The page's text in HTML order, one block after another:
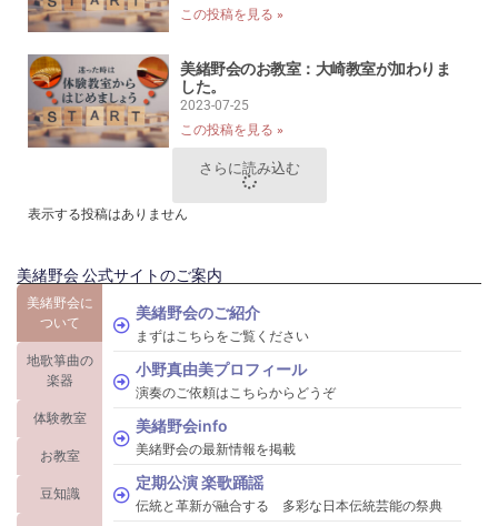
この投稿を見る »
美緒野会のお教室：大崎教室が加わりま
した。
2023-07-25
この投稿を見る »
さらに読み込む
表示する投稿はありません
美緒野会 公式サイトのご案内
美緒野会に
ついて
地歌箏曲の
楽器
体験教室
お教室
豆知識
美緒野会のご紹介
まずはこちらをご覧ください
小野真由美プロフィール
演奏のご依頼はこちらからどうぞ
美緒野会info
美緒野会の最新情報を掲載
定期公演 楽歌踊謡
伝統と革新が融合する 多彩な日本伝統芸能の祭典